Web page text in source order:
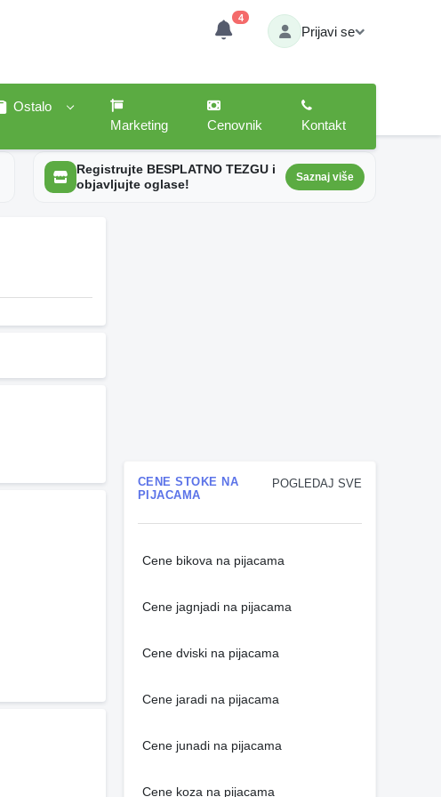
4
Prijavi se
Ostalo
Marketing
Cenovnik Kontakt
Registrujte BESPLATNO TEZGU i
objavljujte oglase!
Saznaj više
POGLEDAJ SVE
CENE STOKE NA
PIJACAMA
Cene bikova na pijacama
Cene jagnjadi na pijacama
Cene dviski na pijacama
Cene jaradi na pijacama
Cene junadi na pijacama
Cene koza na pijacama